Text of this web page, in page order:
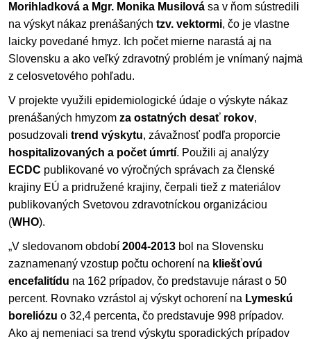
Morihladková a Mgr. Monika Musilová sa v ňom sústredili
na výskyt nákaz prenášaných tzv. vektormi, čo je vlastne
laicky povedané hmyz. Ich počet mierne narastá aj na
Slovensku a ako veľký zdravotný problém je vnímaný najmä
z celosvetového pohľadu.
V projekte využili epidemiologické údaje o výskyte nákaz
prenášaných hmyzom za ostatných desať rokov,
posudzovali trend výskytu, závažnosť podľa proporcie
hospitalizovaných a počet úmrtí. Použili aj analýzy
ECDC publikované vo výročných správach za členské
krajiny EÚ a pridružené krajiny, čerpali tiež z materiálov
publikovaných Svetovou zdravotníckou organizáciou
(WHO).
„V sledovanom období 2004-2013 bol na Slovensku
zaznamenaný vzostup počtu ochorení na kliešťovú
encefalitídu na 162 prípadov, čo predstavuje nárast o 50
percent. Rovnako vzrástol aj výskyt ochorení na Lymeskú
boreliózu o 32,4 percenta, čo predstavuje 998 prípadov.
Ako aj nemeniaci sa trend výskytu sporadických prípadov